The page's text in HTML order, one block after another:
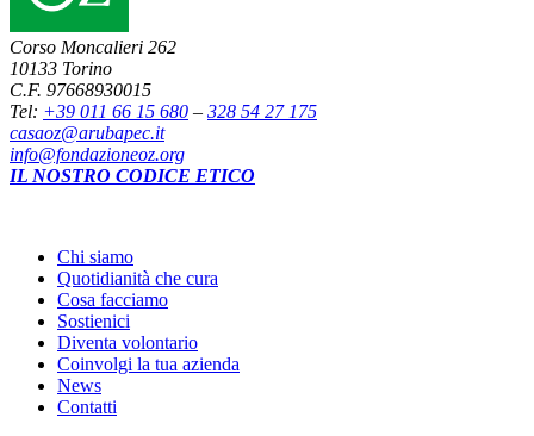
Corso Moncalieri 262
10133 Torino
C.F. 97668930015
Tel: +39 011 66 15 680 – 328 54 27 175
casaoz@arubapec.it
info@fondazioneoz.org
IL NOSTRO CODICE ETICO
Chi siamo
Quotidianità che cura
Cosa facciamo
Sostienici
Diventa volontario
Coinvolgi la tua azienda
News
Contatti